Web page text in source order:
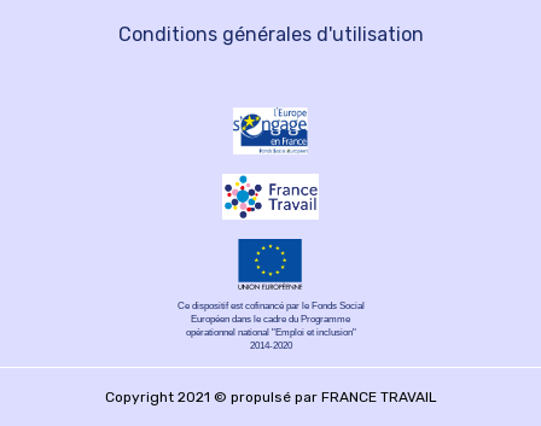
Conditions générales d'utilisation
Ce dispositif est cofinancé par le Fonds Social
Européen dans le cadre du Programme
opérationnel national "Emploi et inclusion"
2014-2020
Copyright 2021 © propulsé par FRANCE TRAVAIL